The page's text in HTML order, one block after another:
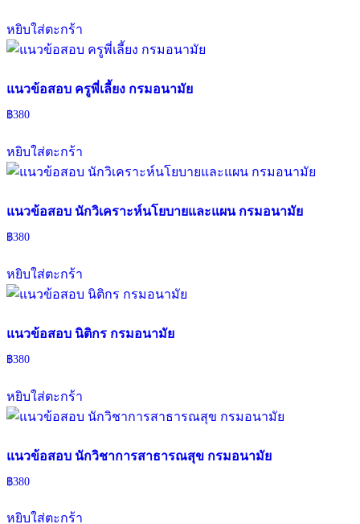
หยิบใส่ตะกร้า
แนวข้อสอบ ครูพี่เลี้ยง กรมอนามัย
฿380
หยิบใส่ตะกร้า
แนวข้อสอบ นักวิเคราะห์นโยบายและแผน กรมอนามัย
฿380
หยิบใส่ตะกร้า
แนวข้อสอบ นิติกร กรมอนามัย
฿380
หยิบใส่ตะกร้า
แนวข้อสอบ นักวิชาการสาธารณสุข กรมอนามัย
฿380
หยิบใส่ตะกร้า